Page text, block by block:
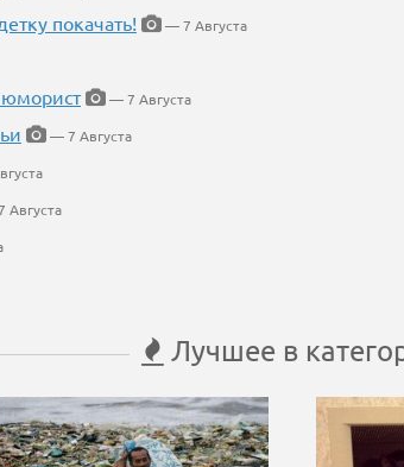
покачать!
— 7 Августа
юморист
— 7 Августа
— 7 Августа
Августа
Лучшее в